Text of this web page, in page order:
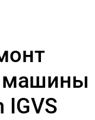
машины
IGVS